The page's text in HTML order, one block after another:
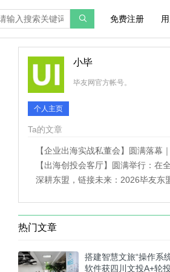
免费注册
小毕
毕友网官方帐号。
个人主页
Ta的文章
【企业出海实战私董会】圆满落幕
拆解打通企业出海落地路径
【出海创投会客厅】圆满举行：在
产再配置时代，掘金出海股权长期价
深耕东盟，链接未来：2026毕友东
热门文章
1
搭建智慧文旅“操作系
软件获四川文投A+轮